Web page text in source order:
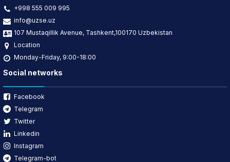
+998 555 009 995
info@uzse.uz
107 Mustaqillik Avenue, Tashkent,100170 Uzbekistan
Location
Monday-Friday, 9:00-18:00
Social networks
Facebook
Telegram
Twitter
Linkedin
Instagram
Telegram-bot